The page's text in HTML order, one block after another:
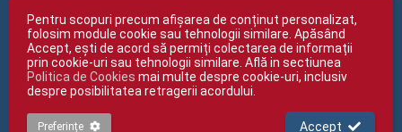
Copyright © giftexpress.ro | Toate drepturile rezervate
giftexpress.ro aparține de Fun Design SRL (CUI RO 15651694, Nr. Reg. Com.
giftexpress.ro folosește cookie-uri. Prețurile afișate includ TVA
Pentru scopuri precum afișarea de conținut personalizat,
folosim module cookie sau tehnologii similare. Apăsând
Accept, ești de acord să permiți colectarea de informații
prin cookie-uri sau tehnologii similare. Află in sectiunea
Politica de Cookies mai multe despre cookie-uri, inclusiv
despre posibilitatea retragerii acordului.
Preferințe Accept